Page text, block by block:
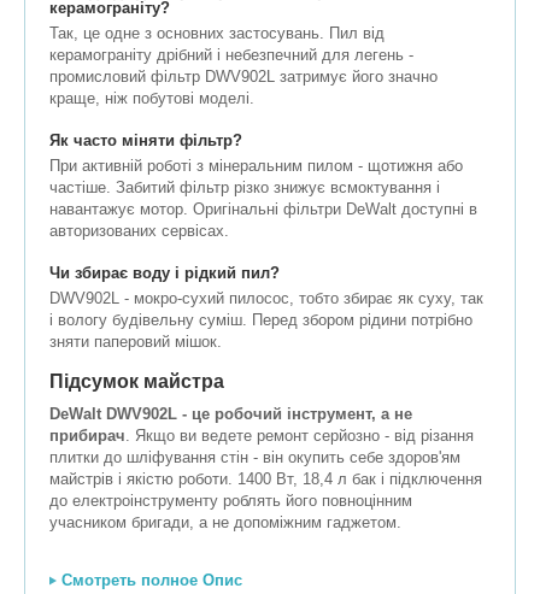
керамограніту?
Так, це одне з основних застосувань. Пил від
керамограніту дрібний і небезпечний для легень -
промисловий фільтр DWV902L затримує його значно
краще, ніж побутові моделі.
Як часто міняти фільтр?
При активній роботі з мінеральним пилом - щотижня або
частіше. Забитий фільтр різко знижує всмоктування і
навантажує мотор. Оригінальні фільтри DeWalt доступні в
авторизованих сервісах.
Чи збирає воду і рідкий пил?
DWV902L - мокро-сухий пилосос, тобто збирає як суху, так
і вологу будівельну суміш. Перед збором рідини потрібно
зняти паперовий мішок.
Підсумок майстра
DeWalt DWV902L - це робочий інструмент, а не
прибирач. Якщо ви ведете ремонт серйозно - від різання
плитки до шліфування стін - він окупить себе здоров'ям
майстрів і якістю роботи. 1400 Вт, 18,4 л бак і підключення
до електроінструменту роблять його повноцінним
учасником бригади, а не допоміжним гаджетом.
Смотреть полное Опис